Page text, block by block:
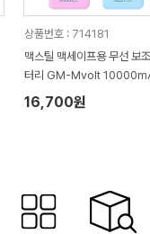
상품번호 : 714181
맥스틸 맥세이프용 무선 보
터리 GM-Mvolt
16,700원